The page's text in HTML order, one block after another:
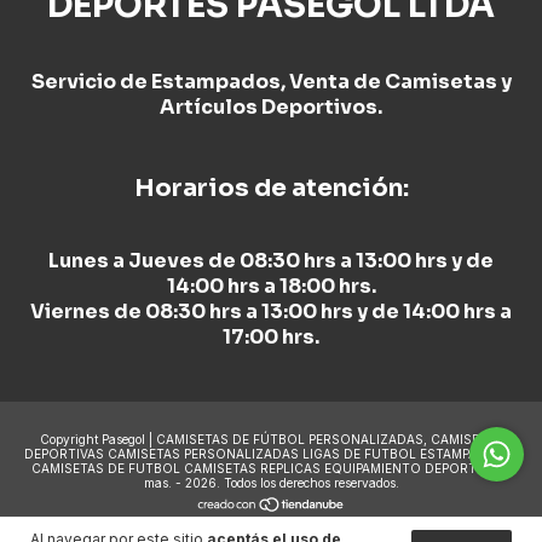
Servicio de Estampados, Venta de Camisetas y
Artículos Deportivos.
Horarios de atención:
Lunes a Jueves de 08:30 hrs a 13:00 hrs y de
14:00 hrs a 18:00 hrs.
Viernes de 08:30 hrs a 13:00 hrs y de 14:00 hrs a
17:00 hrs.
Copyright Pasegol | CAMISETAS DE FÚTBOL PERSONALIZADAS, CAMISETAS
DEPORTIVAS CAMISETAS PERSONALIZADAS LIGAS DE FUTBOL ESTAMPADO DE
CAMISETAS DE FUTBOL CAMISETAS REPLICAS EQUIPAMIENTO DEPORTIVO y
mas. - 2026. Todos los derechos reservados.